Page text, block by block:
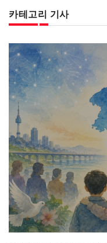
카테고리 기사